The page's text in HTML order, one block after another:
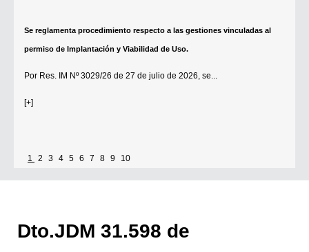
Se reglamenta procedimiento respecto a las gestiones vinculadas al
permiso de Implantación y Viabilidad de Uso.
Por Res. IM Nº 3029/26 de 27 de julio de 2026, se...
[+]
1 2 3 4 5 6 7 8 9 10
Dto.JDM 31.598 de